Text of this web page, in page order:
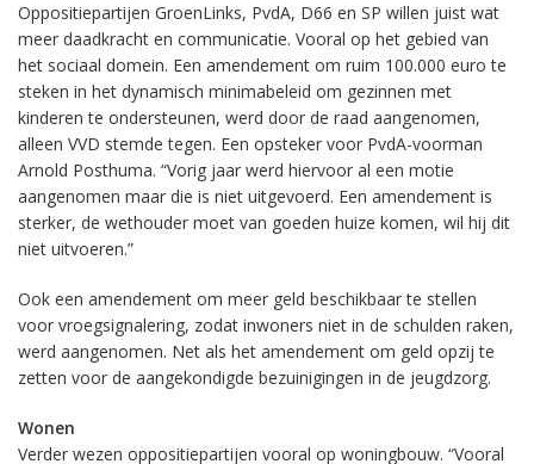
Oppositiepartijen GroenLinks, PvdA, D66 en SP willen juist wat
meer daadkracht en communicatie. Vooral op het gebied van
het sociaal domein. Een amendement om ruim 100.000 euro te
steken in het dynamisch minimabeleid om gezinnen met
kinderen te ondersteunen, werd door de raad aangenomen,
alleen VVD stemde tegen. Een opsteker voor PvdA-voorman
Arnold Posthuma. “Vorig jaar werd hiervoor al een motie
aangenomen maar die is niet uitgevoerd. Een amendement is
sterker, de wethouder moet van goeden huize komen, wil hij dit
niet uitvoeren.”
Ook een amendement om meer geld beschikbaar te stellen
voor vroegsignalering, zodat inwoners niet in de schulden raken,
werd aangenomen. Net als het amendement om geld opzij te
zetten voor de aangekondigde bezuinigingen in de jeugdzorg.
Wonen
Verder wezen oppositiepartijen vooral op woningbouw. “Vooral